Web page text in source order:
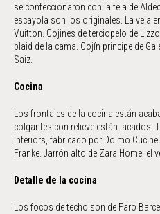
se confeccionaron con la tela de
escayola son los originales. La vela
Vuitton. Cojines de terciopelo de
plaid de la cama. Cojín principe de
Saiz.
Cocina
Los frontales de la cocina están
colgantes con relieve están lacados.
Interiors, fabricado por Doimo
Franke. Jarrón alto de Zara Home; el
Detalle de la cocina
Los focos de techo son de Faro